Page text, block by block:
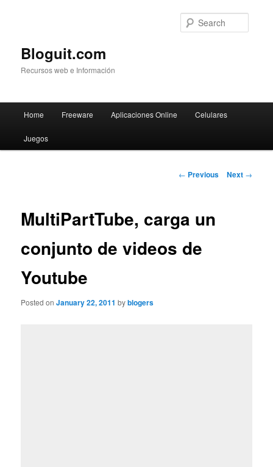
Bloguit.com
Recursos web e Información
Skip
to
Home Freeware Aplicaciones Online Celulares
Juegos
Post
← Previous Next →
MultiPartTube, carga un
conjunto de videos de
Youtube
Posted onJanuary 22, 2011 byblogers